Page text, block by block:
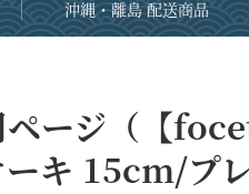
沖縄・離島 配送商品
ージ（【
キ 15cm/プレ